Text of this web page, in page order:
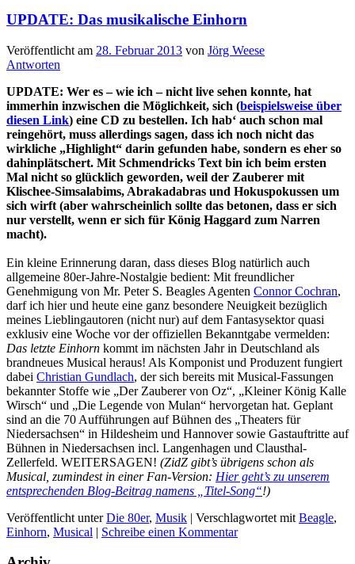
UPDATE: Das musikalische Einhorn
Veröffentlicht am 28. Februar 2013 von Jörg Weese
Antworten
UPDATE: Wer es – wie ich – nicht live sehen konnte, hat
immerhin inzwischen die Möglichkeit, sich (beispielsweise über
diesen Link) eine CD zu bestellen. Ich hab‘ auch schon mal
reingehört, muss allerdings sagen, dass ich noch nicht das
wirkliche „Highlight“ darin gefunden habe, sondern es eher so
dahinplätschert. Mit Schmendricks Text bin ich beim ersten
Mal nicht so glücklich geworden, weil der Zauberer mit
Klischee-Simsalabims, Abrakadabras und Hokuspokussen um
sich wirft (aber wahrscheinlich sollte das betonen, dass er sich
nur verstellt, wenn er sich für König Haggard zum Narren
macht).
Ein kleine Erinnerung daran, dass dieses Blog natürlich auch
allgemeine 80er-Jahre-Nostalgie bedient: Mit freundlicher
Genehmigung von Mr. Peter S. Beagles Agenten Connor Cochran,
darf ich hier und heute eine ganz besondere Neuigkeit bezüglich
meines Lieblingautoren (nicht nur) auf dem Fantasysektor quasi
exklusiv eine Woche vor der offiziellen Bekanntgabe vermelden:
Das letzte Einhorn kommt im nächsten Jahr in Deutschland als
brandneues Musical heraus! Als Komponist und Produzent fungiert
dabei Christian Gundlach, der sich bereits mit Musical-Fassungen
bekannter Stoffe wie „Der Zauberer von Oz“, „Kleiner König Kalle
Wirsch“ und „Die Legende von Mulan“ hervorgetan hat. Geplant
sind an die 70 Aufführungen auf Bühnen des „Theaters für
Niedersachsen“ in Hildesheim und Hannover sowie Gastauftritte auf
Bühnen in Niedersachsen incl. Langenhagen und Clausthal-
Zellerfeld. WEITERSAGEN! (ZidZ gibt’s übrigens schon als
Musical, zumindest in einer Fan-Version: Hier geht’s zu unserem
entsprechenden Blog-Beitrag namens „Titel-Song“!)
Veröffentlicht unter Die 80er, Musik | Verschlagwortet mit Beagle,
Einhorn, Musical | Schreibe einen Kommentar